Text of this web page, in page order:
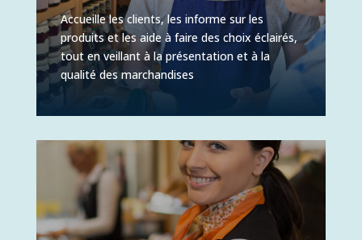
Accueille les clients, les informe sur les
produits et les aide à faire des choix éclairés,
tout en veillant à la présentation et à la
qualité des marchandises